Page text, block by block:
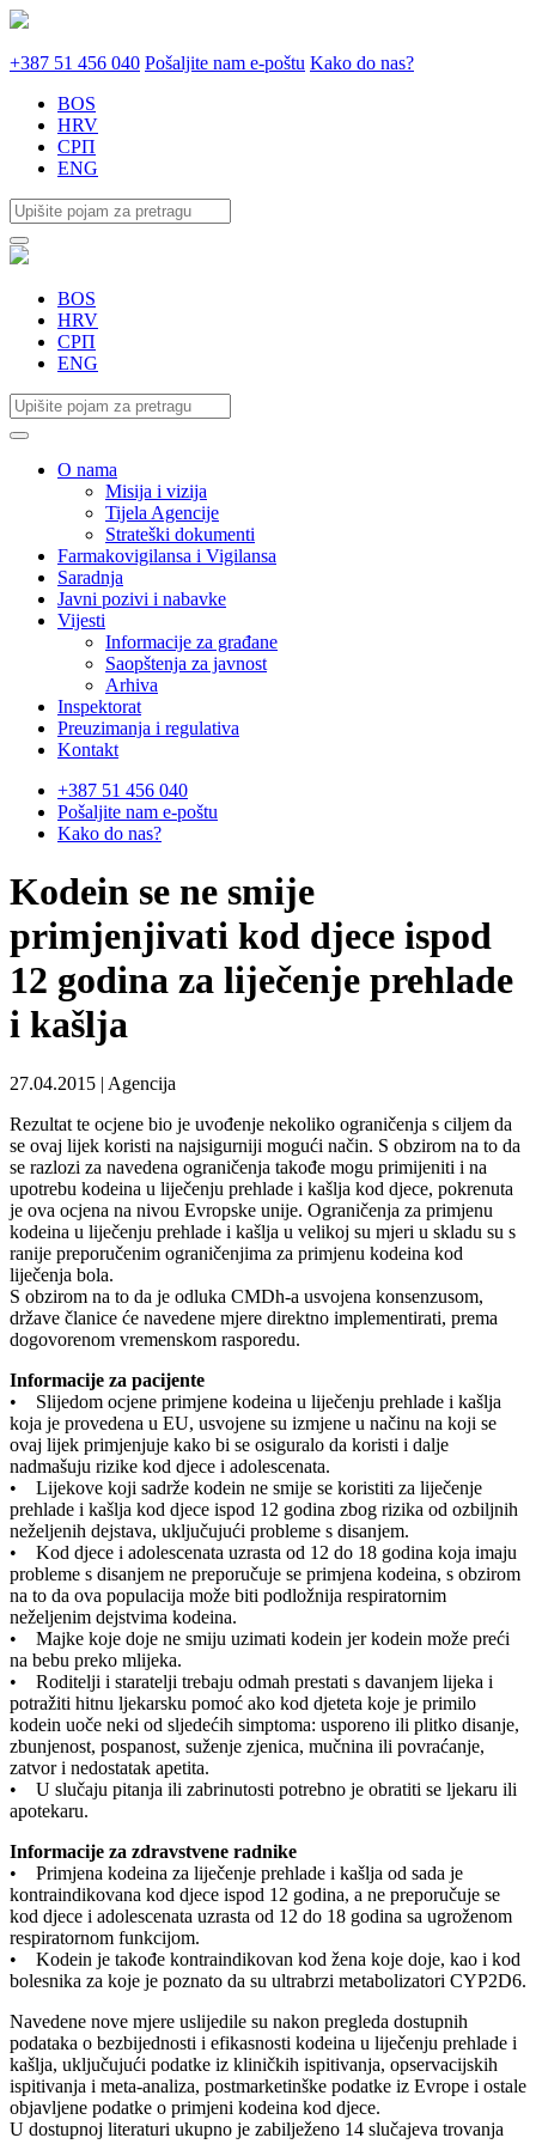
+387 51 456 040 Pošaljite nam e-poštu Kako do nas?
BOS
HRV
СРП
ENG
BOS
HRV
СРП
ENG
O nama
Misija i vizija
Tijela Agencije
Strateški dokumenti
Farmakovigilansa i Vigilansa
Saradnja
Javni pozivi i nabavke
Vijesti
Informacije za građane
Saopštenja za javnost
Arhiva
Inspektorat
Preuzimanja i regulativa
Kontakt
+387 51 456 040
Pošaljite nam e-poštu
Kako do nas?
Kodein se ne smije
primjenjivati kod djece ispod
12 godina za liječenje prehlade
i kašlja
27.04.2015 | Agencija
Rezultat te ocjene bio je uvođenje nekoliko ograničenja s ciljem da
se ovaj lijek koristi na najsigurniji mogući način. S obzirom na to da
se razlozi za navedena ograničenja takođe mogu primijeniti i na
upotrebu kodeina u liječenju prehlade i kašlja kod djece, pokrenuta
je ova ocjena na nivou Evropske unije. Ograničenja za primjenu
kodeina u liječenju prehlade i kašlja u velikoj su mjeri u skladu su s
ranije preporučenim ograničenjima za primjenu kodeina kod
liječenja bola.
S obzirom na to da je odluka CMDh-a usvojena konsenzusom,
države članice će navedene mjere direktno implementirati, prema
dogovorenom vremenskom rasporedu.
Informacije za pacijente
• Slijedom ocjene primjene kodeina u liječenju prehlade i kašlja
koja je provedena u EU, usvojene su izmjene u načinu na koji se
ovaj lijek primjenjuje kako bi se osiguralo da koristi i dalje
nadmašuju rizike kod djece i adolescenata.
• Lijekove koji sadrže kodein ne smije se koristiti za liječenje
prehlade i kašlja kod djece ispod 12 godina zbog rizika od ozbiljnih
neželjenih dejstava, uključujući probleme s disanjem.
• Kod djece i adolescenata uzrasta od 12 do 18 godina koja imaju
probleme s disanjem ne preporučuje se primjena kodeina, s obzirom
na to da ova populacija može biti podložnija respiratornim
neželjenim dejstvima kodeina.
• Majke koje doje ne smiju uzimati kodein jer kodein može preći
na bebu preko mlijeka.
• Roditelji i staratelji trebaju odmah prestati s davanjem lijeka i
potražiti hitnu ljekarsku pomoć ako kod djeteta koje je primilo
kodein uoče neki od sljedećih simptoma: usporeno ili plitko disanje,
zbunjenost, pospanost, suženje zjenica, mučnina ili povraćanje,
zatvor i nedostatak apetita.
• U slučaju pitanja ili zabrinutosti potrebno je obratiti se ljekaru ili
apotekaru.
Informacije za zdravstvene radnike
• Primjena kodeina za liječenje prehlade i kašlja od sada je
kontraindikovana kod djece ispod 12 godina, a ne preporučuje se
kod djece i adolescenata uzrasta od 12 do 18 godina sa ugroženom
respiratornom funkcijom.
• Kodein je takođe kontraindikovan kod žena koje doje, kao i kod
bolesnika za koje je poznato da su ultrabrzi metabolizatori CYP2D6.
Navedene nove mjere uslijedile su nakon pregleda dostupnih
podataka o bezbijednosti i efikasnosti kodeina u liječenju prehlade i
kašlja, uključujući podatke iz kliničkih ispitivanja, opservacijskih
ispitivanja i meta-analiza, postmarketinške podatke iz Evrope i ostale
objavljene podatke o primjeni kodeina kod djece.
U dostupnoj literaturi ukupno je zabilježeno 14 slučajeva trovanja